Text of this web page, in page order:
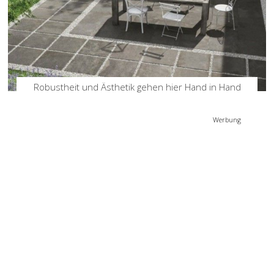
Robustheit und Ästhetik gehen hier Hand in Hand
Werbung